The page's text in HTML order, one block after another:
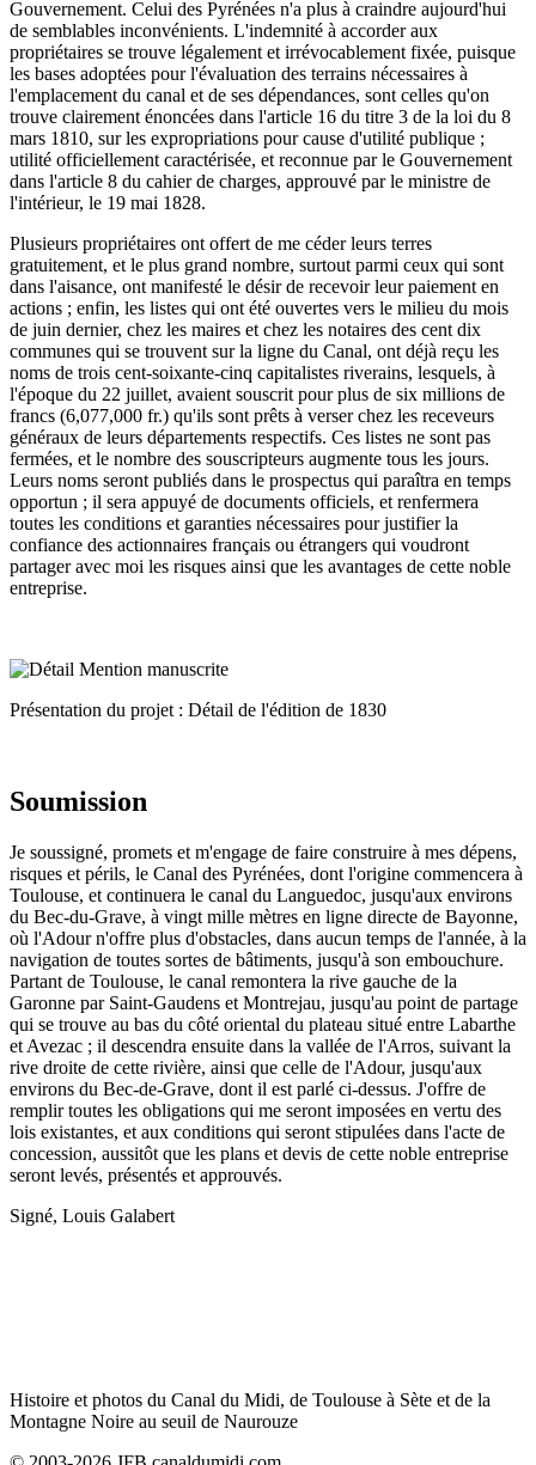
Gouvernement. Celui des Pyrénées n'a plus à craindre aujourd'hui
de semblables inconvénients. L'indemnité à accorder aux
propriétaires se trouve légalement et irrévocablement fixée, puisque
les bases adoptées pour l'évaluation des terrains nécessaires à
l'emplacement du canal et de ses dépendances, sont celles qu'on
trouve clairement énoncées dans l'article 16 du titre 3 de la loi du 8
mars 1810, sur les expropriations pour cause d'utilité publique ;
utilité officiellement caractérisée, et reconnue par le Gouvernement
dans l'article 8 du cahier de charges, approuvé par le ministre de
l'intérieur, le 19 mai 1828.
Plusieurs propriétaires ont offert de me céder leurs terres
gratuitement, et le plus grand nombre, surtout parmi ceux qui sont
dans l'aisance, ont manifesté le désir de recevoir leur paiement en
actions ; enfin, les listes qui ont été ouvertes vers le milieu du mois
de juin dernier, chez les maires et chez les notaires des cent dix
communes qui se trouvent sur la ligne du Canal, ont déjà reçu les
noms de trois cent-soixante-cinq capitalistes riverains, lesquels, à
l'époque du 22 juillet, avaient souscrit pour plus de six millions de
francs (6,077,000 fr.) qu'ils sont prêts à verser chez les receveurs
généraux de leurs départements respectifs. Ces listes ne sont pas
fermées, et le nombre des souscripteurs augmente tous les jours.
Leurs noms seront publiés dans le prospectus qui paraîtra en temps
opportun ; il sera appuyé de documents officiels, et renfermera
toutes les conditions et garanties nécessaires pour justifier la
confiance des actionnaires français ou étrangers qui voudront
partager avec moi les risques ainsi que les avantages de cette noble
entreprise.
Présentation du projet : Détail de l'édition de 1830
Soumission
Je soussigné, promets et m'engage de faire construire à mes dépens,
risques et périls, le Canal des Pyrénées, dont l'origine commencera à
Toulouse, et continuera le canal du Languedoc, jusqu'aux environs
du Bec-du-Grave, à vingt mille mètres en ligne directe de Bayonne,
où l'Adour n'offre plus d'obstacles, dans aucun temps de l'année, à la
navigation de toutes sortes de bâtiments, jusqu'à son embouchure.
Partant de Toulouse, le canal remontera la rive gauche de la
Garonne par Saint-Gaudens et Montrejau, jusqu'au point de partage
qui se trouve au bas du côté oriental du plateau situé entre Labarthe
et Avezac ; il descendra ensuite dans la vallée de l'Arros, suivant la
rive droite de cette rivière, ainsi que celle de l'Adour, jusqu'aux
environs du Bec-de-Grave, dont il est parlé ci-dessus. J'offre de
remplir toutes les obligations qui me seront imposées en vertu des
lois existantes, et aux conditions qui seront stipulées dans l'acte de
concession, aussitôt que les plans et devis de cette noble entreprise
seront levés, présentés et approuvés.
Signé, Louis Galabert
Histoire et photos du Canal du Midi, de Toulouse à Sète et de la
Montagne Noire au seuil de Naurouze